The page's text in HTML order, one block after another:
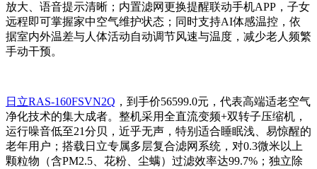
放大、语音提示清晰；内置滤网更换提醒联动手机APP，子女
远程即可掌握家中空气维护状态；同时支持AI体感温控，依
据室内外温差与人体活动自动调节风速与温度，减少老人频繁
手动干预。
日立RAS-160FSVN2Q ，到手价56599.0元，代表高端适老空气
净化技术的集大成者。整机采用全直流变频+双转子压缩机，
运行噪音低至21分贝，近乎无声，特别适合睡眠浅、易惊醒的
老年用户；搭载日立专属多层复合滤网系统，对0.3微米以上
颗粒物（含PM2.5、花粉、尘螨）过滤效率达99.7%；独立除